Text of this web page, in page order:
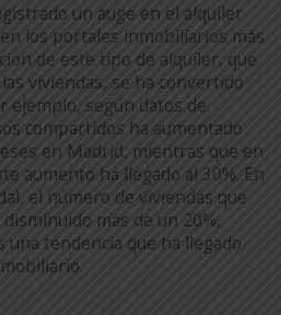
un auge en el alquiler
los portales inmobiliarios más
de este tipo de alquiler, que
viviendas, se ha convertido
ejemplo, según datos de
compartidos ha aumentado
en Madrid, mientras que en
aumento ha llegado al 30%. En
el número de viviendas que
más de un 20%,
una tendencia que ha llegado